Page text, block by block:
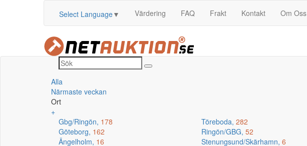
Select Language▼ Värdering FAQ Frakt Kontakt Om Oss
Alla
Närmaste veckan
Ort
+
Gbg/Ringön, 178 Töreboda, 282
Göteborg, 162 Ringön/GBG, 52
Ängelholm, 16 Stenungsund/Skärhamn, 6